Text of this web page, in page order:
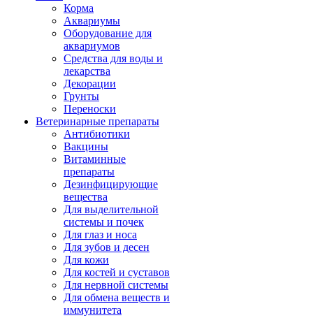
Корма
Аквариумы
Оборудование для
аквариумов
Средства для воды и
лекарства
Декорации
Грунты
Переноски
Ветеринарные препараты
Антибиотики
Вакцины
Витаминные
препараты
Дезинфицирующие
вещества
Для выделительной
системы и почек
Для глаз и носа
Для зубов и десен
Для кожи
Для костей и суставов
Для нервной системы
Для обмена веществ и
иммунитета